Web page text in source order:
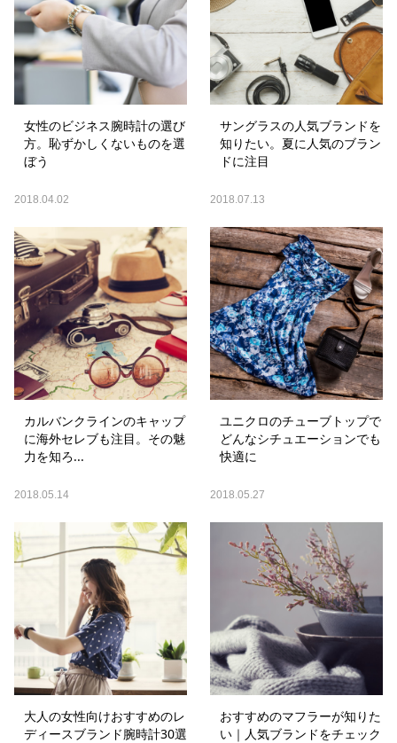
女性のビジネス腕時計の選び
方。恥ずかしくないものを選
ぼう
2018.04.02
サングラスの人気ブランドを
知りたい。夏に人気のブラン
ドに注目
2018.07.13
カルバンクラインのキャップ
に海外セレブも注目。その魅
力を知ろ...
2018.05.14
ユニクロのチューブトップで
どんなシチュエーションでも
快適に
2018.05.27
大人の女性向けおすすめのレ
ディースブランド腕時計30選
おすすめのマフラーが知りた
い｜人気ブランドをチェック